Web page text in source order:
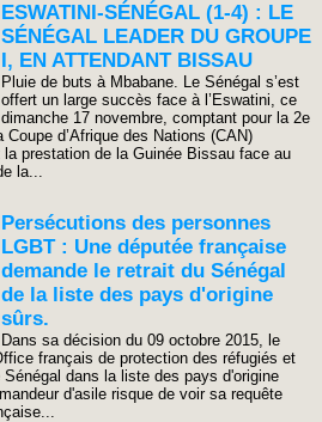
ESWATINI-SÉNÉGAL (1-4) : LE
SÉNÉGAL LEADER DU GROUPE
I, EN ATTENDANT BISSAU
Pluie de buts à Mbabane. Le Sénégal s’est
offert un large succès face à l’Eswatini, ce
dimanche 17 novembre, comptant pour la 2e
d’Afrique des Nations (CAN)
prestation de la Guinée Bissau face au
la...
Persécutions des personnes
LGBT : Une députée française
demande le retrait du Sénégal
de la liste des pays d'origine
sûrs.
Dans sa décision du 09 octobre 2015, le
français de protection des réfugiés et
dans la liste des pays d'origine
d'asile risque de voir sa requête